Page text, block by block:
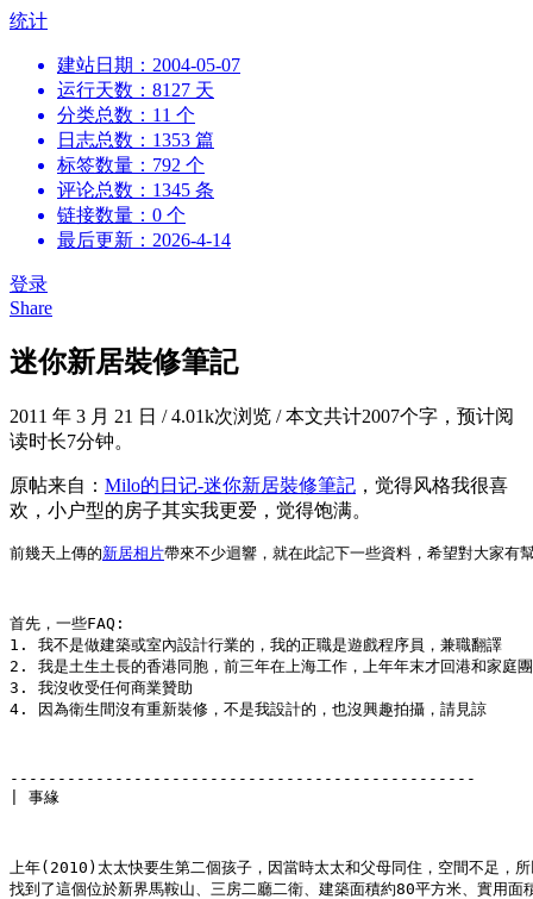
跳
统计
建站日期：2004-05-07
运行天数：8127 天
分类总数：11 个
日志总数：1353 篇
标签数量：792 个
评论总数：1345 条
链接数量：0 个
最后更新：2026-4-14
登录
Share
迷你新居裝修筆記
2011 年 3 月 21 日 /4.01k次浏览 /本文共计2007个字，预计阅
读时长7分钟。
原帖来自： Milo的日记-迷你新居裝修筆記 ，觉得风格我很喜
欢，小户型的房子其实我更爱，觉得饱满。
前幾天上傳的新居相片帶來不少迴響，就在此記下一些資料，希望對大家有
首先，一些FAQ:
1. 我不是做建築或室內設計行業的，我的正職是遊戲程序員，兼職翻譯
2. 我是土生土長的香港同胞，前三年在上海工作，上年年末才回港和家庭
3. 我沒收受任何商業贊助
4. 因為衛生間沒有重新裝修，不是我設計的，也沒興趣拍攝，請見諒
-------------------------------------------------
| 事緣
上年(2010)太太快要生第二個孩子，因當時太太和父母同住，空間不足，
找到了這個位於新界馬鞍山、三房二廳二衛、建築面積約80平方米、實用面